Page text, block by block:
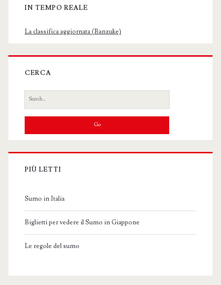
IN TEMPO REALE
La classifica aggiornata (Banzuke)
CERCA
Search
for:
PIÙ LETTI
Sumo in Italia
Biglietti per vedere il Sumo in Giappone
Le regole del sumo